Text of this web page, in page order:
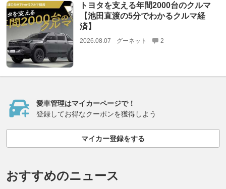
トヨタを支える年間2000台のクルマ
【池田直渡の5分でわかるクルマ経
済】
2026.08.07 グーネット 2
愛車管理はマイカーページで！
登録してお得なクーポンを獲得しよう
マイカー登録をする
おすすめのニュース